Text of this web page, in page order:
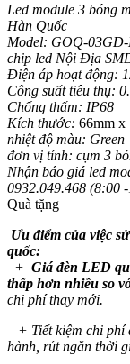
Led module 3 bóng
Hàn Quốc
Model: GOQ-
chip led Nội Địa
Điện áp hoạt động:
Công suất tiêu thụ:
Chống thấm: IP68
Kích thước: 66mm x
nhiệt độ màu: Green
đơn vị tính: cụm 3
Nhận báo giá led
0932.049.468 (8:00
Quà tặng
Ưu điểm của việc
quốc:
+ Giá đèn LED
thấp hơn nhiều so
chi phí thay mới.
+ Tiết kiệm chi phí
hành, rút ngắn thời